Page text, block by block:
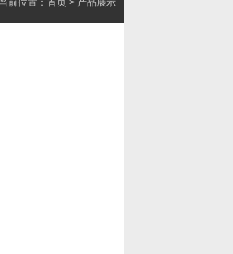
当前位置： 首页 > 产品展示